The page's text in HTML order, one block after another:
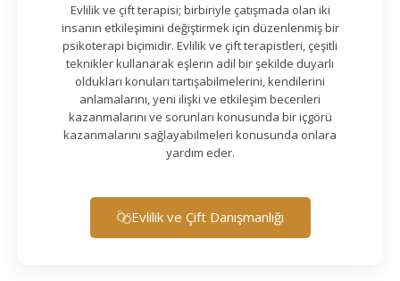
Evlilik ve çift terapisi; birbiriyle çatışmada olan iki
insanın etkileşimini değiştirmek için düzenlenmiş bir
psikoterapi biçimidir. Evlilik ve çift terapistleri, çeşitli
teknikler kullanarak eşlerin adil bir şekilde duyarlı
oldukları konuları tartışabilmelerini, kendilerini
anlamalarını, yeni ilişki ve etkileşim becerileri
kazanmalarını ve sorunları konusunda bir içgörü
kazanmalarını sağlayabilmeleri konusunda onlara
yardım eder.
Evlilik ve Çift Danışmanlığı